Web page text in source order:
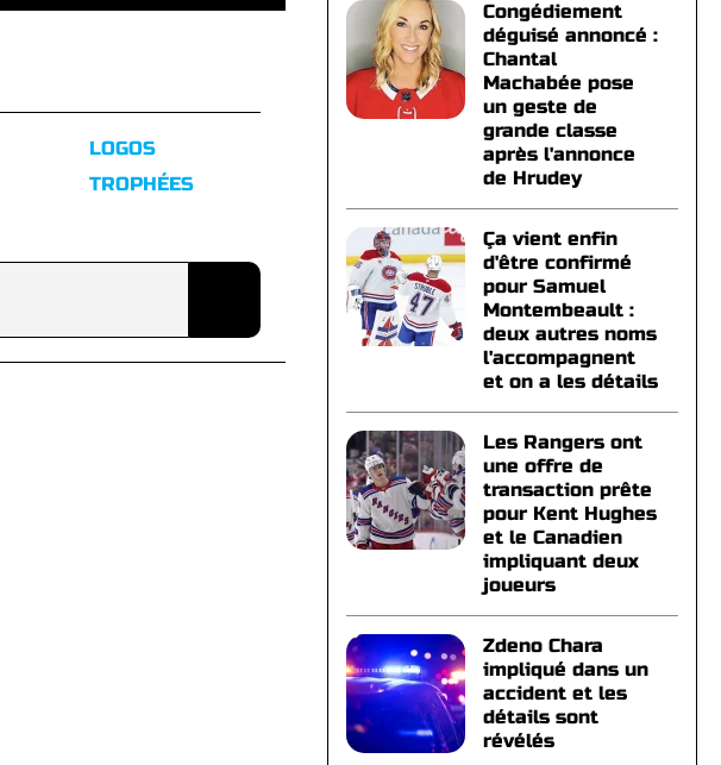
LOGOS
TROPHÉES
Congédiement
déguisé annoncé :
Chantal
Machabée pose
un geste de
grande classe
après l'annonce
de Hrudey
Ça vient enfin
d'être confirmé
pour Samuel
Montembeault :
deux autres noms
l'accompagnent
et on a les détails
Les Rangers ont
une offre de
transaction prête
pour Kent Hughes
et le Canadien
impliquant deux
joueurs
Zdeno Chara
impliqué dans un
accident et les
détails sont
révélés